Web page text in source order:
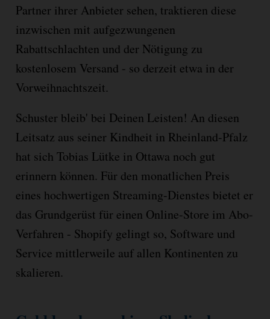
Partner ihrer Anbieter sehen, traktieren diese
inzwischen mit aufgezwungenen
Rabattschlachten und der Nötigung zu
kostenlosem Versand - so derzeit etwa in der
Vorweihnachtszeit.
Schuster bleib' bei Deinen Leisten! An diesen
Leitsatz aus seiner Kindheit in Rheinland-Pfalz
hat sich Tobias Lütke in Ottawa noch gut
erinnern können. Für den monatlichen Preis
eines hochwertigen Streaming-Dienstes bietet er
das Grundgerüst für einen Online-Store im Abo-
Verfahren - Shopify gelingt so, Software und
Service mittlerweile auf allen Kontinenten zu
skalieren.